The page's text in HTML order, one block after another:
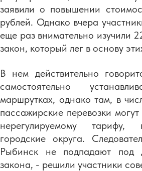
заявили о повышении
рублей. Однако вчера
еще раз внимательно изучили
закон, который лег в основу
В нем действительно
самостоятельно
маршрутках, однако там, в
пассажирские перевозки могут
нерегулируемому тарифу,
городские округа.
Рыбинск не подпадают под
закона, - решили участники